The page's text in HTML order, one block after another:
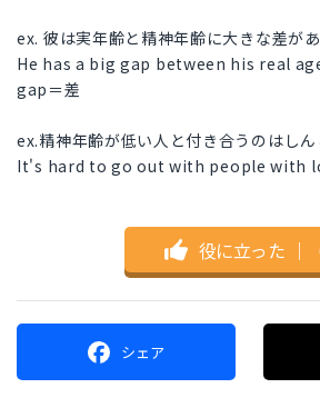
ex. 彼は実年齢と精神年齢に大きな差があ
He has a big gap between his real
gap＝差
ex.精神年齢が低い人と付き合うのはしん
It's hard to go out with people with
役に立った ｜
シェア